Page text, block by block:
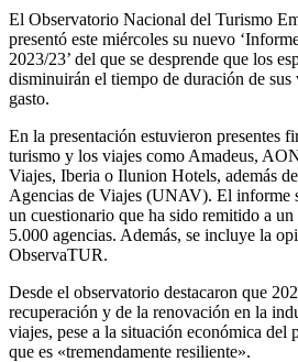
El Observatorio Nacional del Turismo
presentó este miércoles su nuevo
2023/23’ del que se desprende que los
disminuirán el tiempo de duración de sus
gasto.
En la presentación estuvieron presentes
turismo y los viajes como Amadeus,
Viajes, Iberia o Ilunion Hotels, además
Agencias de Viajes (UNAV). El informe
un cuestionario que ha sido remitido a
5.000 agencias. Además, se incluye la
ObservaTUR.
Desde el observatorio destacaron que
recuperación y de la renovación en la
viajes, pese a la situación económica del
que es «tremendamente resiliente».